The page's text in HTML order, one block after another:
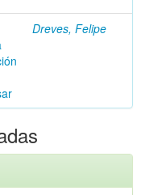
Dreves, Felipe